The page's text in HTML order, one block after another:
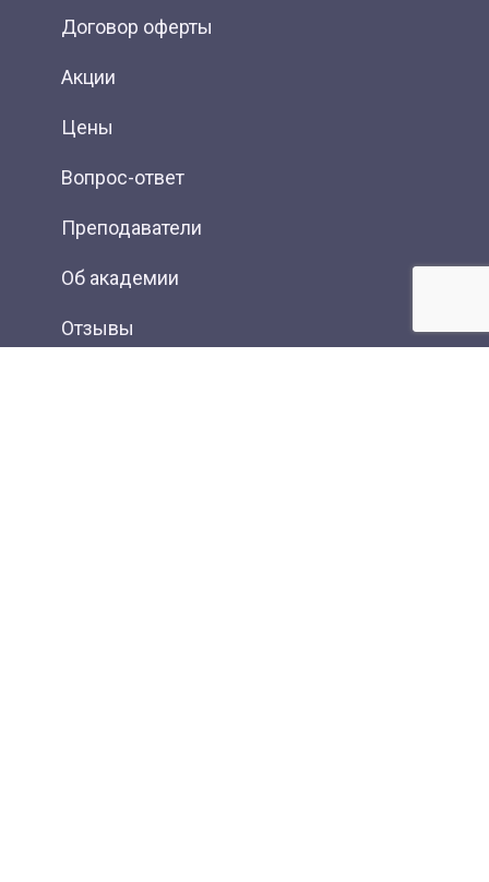
Договор оферты
Акции
Цены
Вопрос-ответ
Преподаватели
Об академии
Отзывы